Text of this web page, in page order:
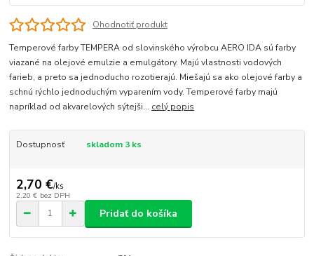
Ohodnotiť produkt
Temperové farby TEMPERA od slovinského výrobcu AERO IDA sú farby
viazané na olejové emulzie a emulgátory. Majú vlastnosti vodových
farieb, a preto sa jednoducho rozotierajú. Miešajú sa ako olejové farby a
schnú rýchlo jednoduchým vyparením vody. Temperové farby majú
napríklad od akvarelových sýtejši... celý popis
Dostupnosť skladom 3 ks
2,70 €/ks
2,20 € bez DPH
Pridať do košíka